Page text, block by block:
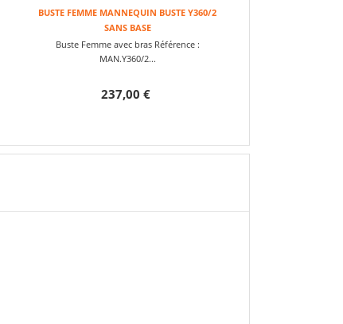
BUSTE FEMME MANNEQUIN BUSTE Y360/2
SANS BASE
Buste Femme avec bras Référence :
MAN.Y360/2...
237,00 €